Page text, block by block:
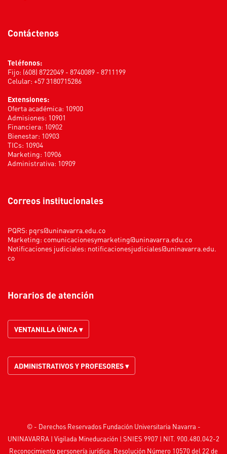
Contáctenos
Teléfonos:
Fijo: (608) 8722049 - 8740089 - 8711199
Celular: +57 3180715286
Extensiones:
Oferta académica: 10900
Admisiones: 10901
Financiera: 10902
Bienestar: 10903
TICs: 10904
Marketing: 10906
Administrativa: 10909
Correos institucionales
PQRS: pqrs@uninavarra.edu.co
Marketing: comunicacionesymarketing@uninavarra.edu.co
Notificaciones judiciales: notificacionesjudiciales@uninavarra.edu.
co
Horarios de atención
VENTANILLA ÚNICA ▾
ADMINISTRATIVOS Y PROFESORES ▾
© - Derechos Reservados Fundación Universitaria Navarra -
UNINAVARRA | Vigilada Mineducación | SNIES 9907 | NIT. 900.480.042-2
Reconocimiento personería jurídica: Resolución Número 10570 del 22 de